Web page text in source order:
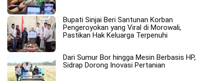
Bupati Sinjai Beri Santunan Korban
Pengeroyokan yang Viral di Morowali,
Pastikan Hak Keluarga Terpenuhi
Dari Sumur Bor hingga Mesin Berbasis HP,
Sidrap Dorong Inovasi Pertanian